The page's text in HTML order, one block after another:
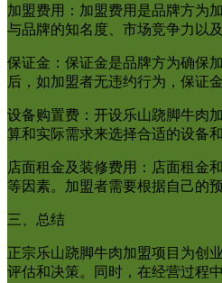
加盟费用：加盟费用是品牌方为
与品牌的知名度、市场竞争力以
保证金：保证金是品牌方为确保
后，如加盟者无违约行为，保证
设备购置费：开设乐山跷脚牛肉
算和实际需求来选择合适的设备和
店面租金及装修费用：店面租金
等因素。加盟者需要根据自己的
三、总结
正宗乐山跷脚牛肉加盟项目为创
评估和决策。同时，在经营过程